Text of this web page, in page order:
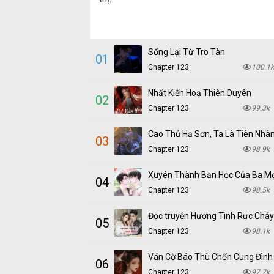
01 Sống Lại Từ Tro Tàn
Chapter 123 100.1k
02 Nhất Kiến Hoạ Thiên Duyên
Chapter 123 99.3k
03 Cao Thủ Hạ Sơn, Ta Là Tiên Nhân
Chapter 123 98.9k
04 Xuyên Thành Bạn Học Của Ba
Chapter 123 98.5k
05
Chapter 123 98.1k
06 Ván Cờ Báo Thù Chốn Cung Đình
Chapter 123 97.7k